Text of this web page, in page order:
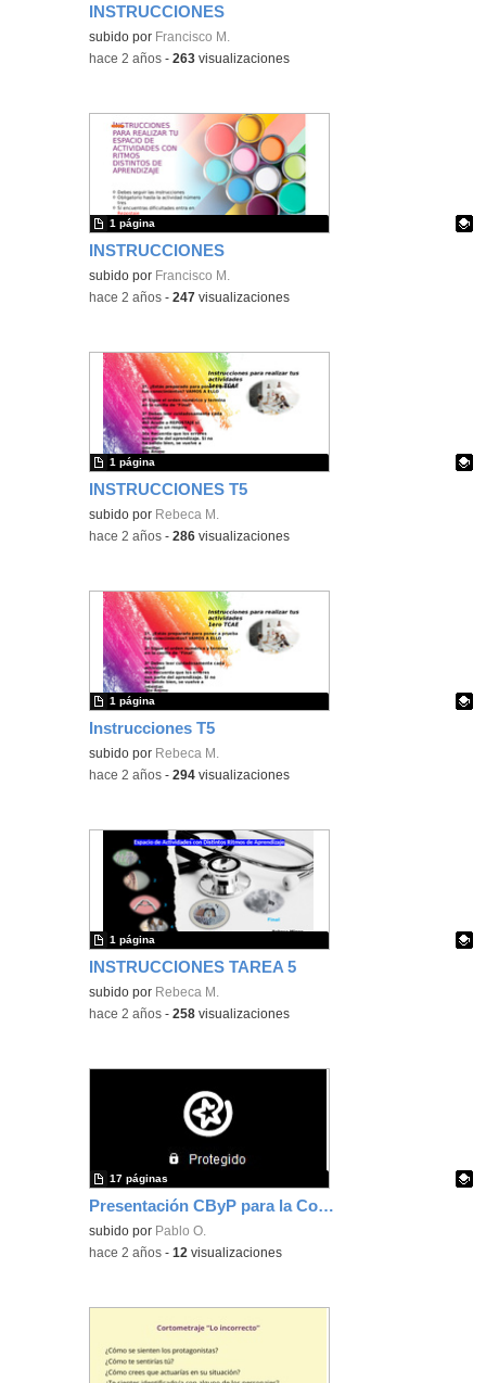
INSTRUCCIONES
Contenido educativo.
subido por Francisco M.
-hace 2 años -263 visualizaciones
INSTRUCCIONES
Contenido educativo.
subido por Francisco M.
1 página
-hace 2 años -247 visualizaciones
INSTRUCCIONES T5
Contenido educativo.
subido por Rebeca M.
1 página
-hace 2 años -286 visualizaciones
Instrucciones T5
Contenido educativo.
subido por Rebeca M.
1 página
-hace 2 años -294 visualizaciones
INSTRUCCIONES TAREA 5
Contenido educativo.
subido por Rebeca M.
1 página
-hace 2 años -258 visualizaciones
Presentación CByP para la Comunidad Educativa (Módulo 5 Curso) - Pablo Oliver Jiménez
Contenido educativo.
subido por Pablo O.
17 páginas
-hace 2 años -12 visualizaciones